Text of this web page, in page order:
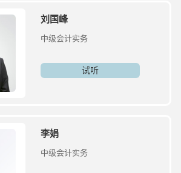
刘国峰
中级会计实务
试听
李娟
中级会计实务